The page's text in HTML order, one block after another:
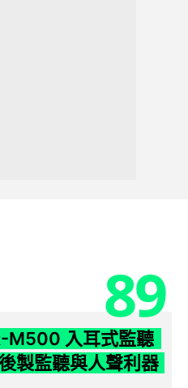
89
M500 入耳式監聽
製監聽與人聲利器